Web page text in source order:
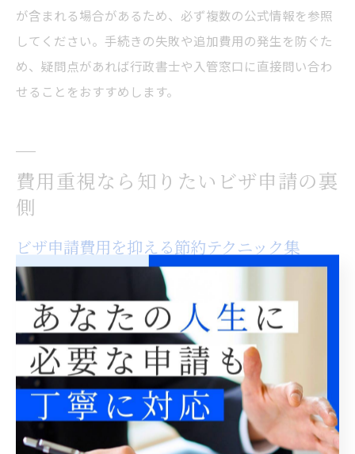
が含まれる場合があるため、必ず複数の公式情報を参照
してください。手続きの失敗や追加費用の発生を防ぐた
め、疑問点があれば行政書士や入管窓口に直接問い合わ
せることをおすすめします。
費用重視なら知りたいビザ申請の裏
側
ビザ申請費用を抑える節約テクニック集
ビザ申請の費用を抑えるためには、いくつかの節約テク
ニックを知っておくことが重要です。東京都でのビザ申
請は、手数料や報酬、実費など多岐にわたる費用が発生
するため、無駄な出費を避けるための工夫が求められま
す。
まず、入国管理局で納付する収入印紙は、郵便局や一部
の金融機関で直接購入することで、余計な手数料を抑え